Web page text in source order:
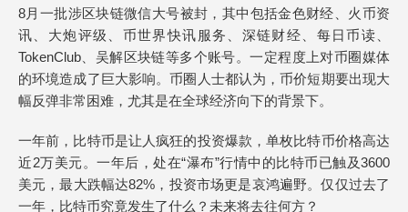
8月一批涉区块链微信大号被封，其中包括金色财经、火币资
讯、大炮评级、币世界快讯服务、深链财经、每日币读、
TokenClub、吴解区块链等多个账号。一定程度上对币圈媒体
的环境造成了巨大影响。币圈人士都认为，币价短期要出现大
幅反弹非常困难，尤其是在全球经济向下的背景下。
一年前，比特币是让人疯狂的投资爆款，单枚比特币价格高达
近2万美元。一年后，处在“瀑布”行情中的比特币已触及3600
美元，最大跌幅达82%，投资市场更是哀鸿遍野。仅仅过去了
一年，比特币究竟发生了什么？未来将去往何方？